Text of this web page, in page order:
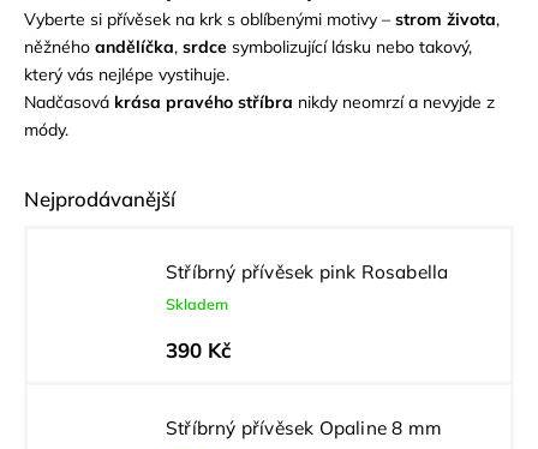
Vyberte si přívěsek na krk s oblíbenými motivy – strom života,
něžného andělíčka, srdce symbolizující lásku nebo takový,
který vás nejlépe vystihuje.
Nadčasová krása pravého stříbra nikdy neomrzí a nevyjde z
módy.
Nejprodávanější
Stříbrný přívěsek pink Rosabella
Skladem
390 Kč
Stříbrný přívěsek Opaline 8 mm